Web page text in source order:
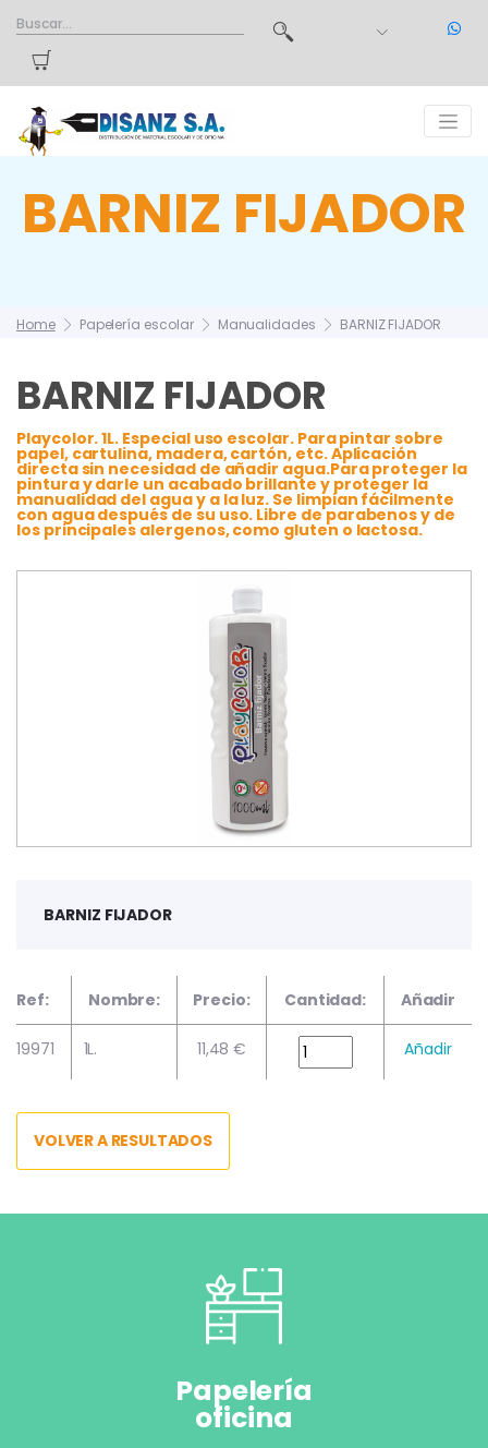
BARNIZ FIJADOR
Home Papelería escolar Manualidades BARNIZ FIJADOR
BARNIZ FIJADOR
Playcolor. 1L. Especial uso escolar. Para pintar sobre
papel, cartulina, madera, cartón, etc. Aplicación
directa sin necesidad de añadir agua.Para proteger la
pintura y darle un acabado brillante y proteger la
manualidad del agua y a la luz. Se limpian fácilmente
con agua después de su uso. Libre de parabenos y de
los principales alergenos, como gluten o lactosa.
BARNIZ FIJADOR
Ref: Nombre: Precio: Cantidad: Añadir
19971 1L. 11,48 € Añadir
VOLVER A RESULTADOS
Papelería
oficina